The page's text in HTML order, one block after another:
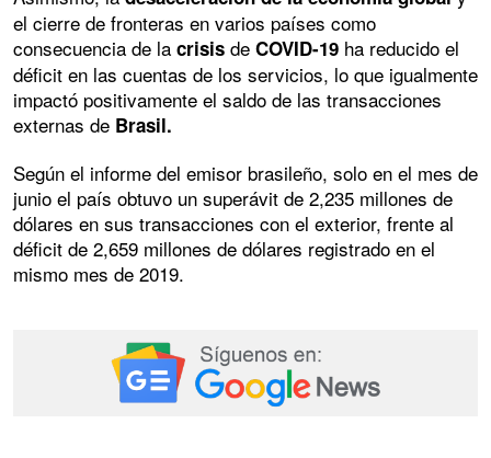
el cierre de fronteras en varios países como
consecuencia de la crisis de COVID-19 ha reducido el
déficit en las cuentas de los servicios, lo que igualmente
impactó positivamente el saldo de las transacciones
externas de Brasil.
Según el informe del emisor brasileño, solo en el mes de
junio el país obtuvo un superávit de 2,235 millones de
dólares en sus transacciones con el exterior, frente al
déficit de 2,659 millones de dólares registrado en el
mismo mes de 2019.